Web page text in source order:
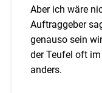
Aber ich wäre
Auftraggeber
genauso sein
der Teufel oft
anders.